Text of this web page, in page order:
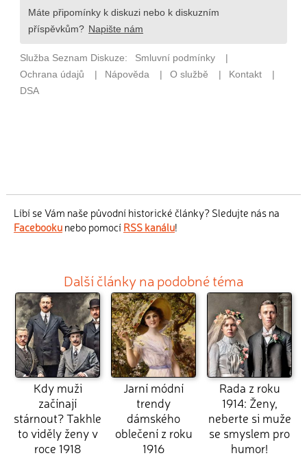
Líbí se Vám naše původní historické články? Sledujte nás na
Facebookunebo pomocí RSS kanálu!
Další články na podobné téma
Kdy muži
začínají
stárnout? Takhle
to viděly ženy v
roce 1918
Jarní módní
trendy
dámského
oblečení z roku
1916
Rada z roku
1914: Ženy,
neberte si muže
se smyslem pro
humor!